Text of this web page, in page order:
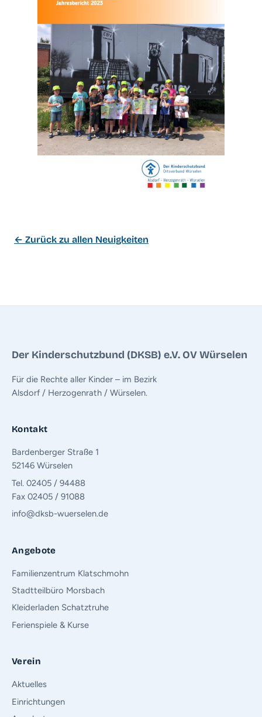
← Zurück zu allen Neuigkeiten
Der Kinderschutzbund (DKSB) e.V. OV Würselen
Für die Rechte aller Kinder – im Bezirk
Alsdorf / Herzogenrath / Würselen.
Kontakt
Bardenberger Straße 1
52146 Würselen
Tel. 02405 / 94488
Fax 02405 / 91088
info@dksb-wuerselen.de
Angebote
Familienzentrum Klatschmohn
Stadtteilbüro Morsbach
Kleiderladen Schatztruhe
Ferienspiele & Kurse
Verein
Aktuelles
Einrichtungen